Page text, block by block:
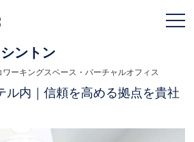
会員ページ
TOPページ
シントン
ーキングスペース・バーチャルオフィス
ル内｜信頼を高める拠点を貴社